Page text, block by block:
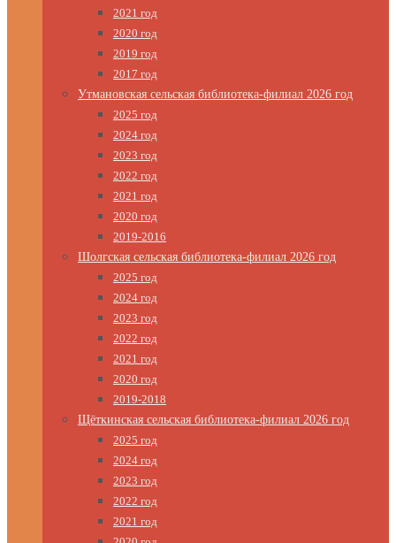
2021 год
2020 год
2019 год
2017 год
Утмановская сельская библиотека-филиал 2026 год
2025 год
2024 год
2023 год
2022 год
2021 год
2020 год
2019-2016
Шолгская сельская библиотека-филиал 2026 год
2025 год
2024 год
2023 год
2022 год
2021 год
2020 год
2019-2018
Щёткинская сельская библиотека-филиал 2026 год
2025 год
2024 год
2023 год
2022 год
2021 год